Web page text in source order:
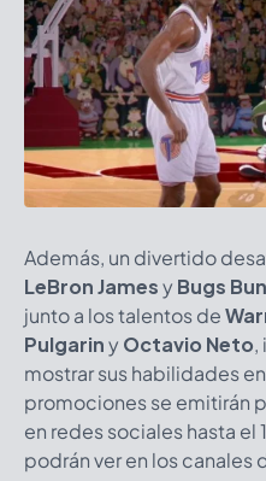
Además, un divertido
LeBron JamesyBugs
junto a los talentos de
PulgarinyOctavio Neto,
mostrar sus habilidades
promociones se emitirán
en redes sociales hasta el
podrán ver en los canales